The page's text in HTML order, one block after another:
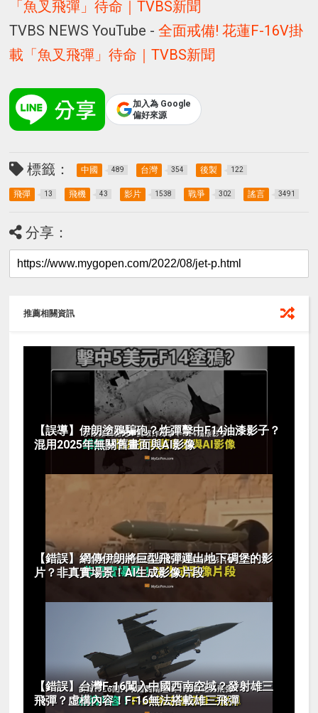
「魚叉飛彈」待命｜TVBS新聞
TVBS NEWS YouTube -全面戒備! 花蓮F-16V掛
載「魚叉飛彈」待命｜TVBS新聞
加入為 Google
偏好來源
標籤： 中國 489 台灣 354 後製 122
飛彈 13 飛機 43 影片 1538 戰爭 302 謠言 3491
分享：
推薦相關資訊
【誤導】伊朗塗鴉騙砲？炸彈擊中F14油漆影子？
混用2025年無關舊畫面與AI影像
【錯誤】網傳伊朗將巨型飛彈運出地下碉堡的影
片？非真實場景！AI生成影像片段
【錯誤】台灣F-16闖入中國西南空域？發射雄三
飛彈？虛構內容！F-16無法搭載雄三飛彈